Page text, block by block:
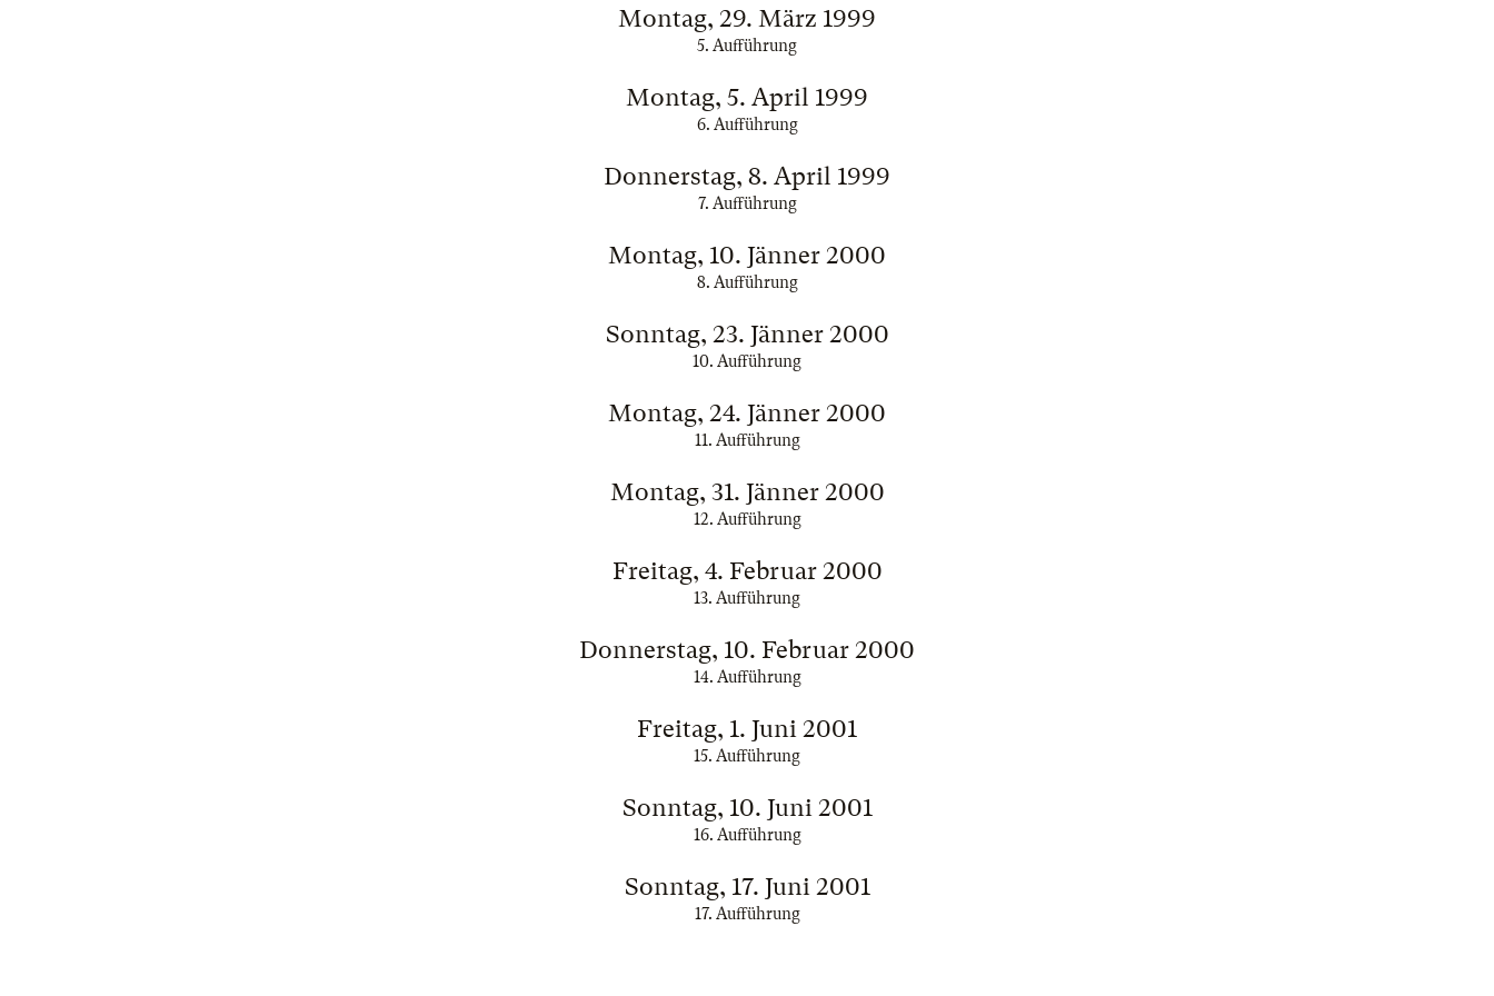
Montag, 29. März 1999
5. Aufführung
Montag, 5. April 1999
6. Aufführung
Donnerstag, 8. April 1999
7. Aufführung
Montag, 10. Jänner 2000
8. Aufführung
Sonntag, 23. Jänner 2000
10. Aufführung
Montag, 24. Jänner 2000
11. Aufführung
Montag, 31. Jänner 2000
12. Aufführung
Freitag, 4. Februar 2000
13. Aufführung
Donnerstag, 10. Februar 2000
14. Aufführung
Freitag, 1. Juni 2001
15. Aufführung
Sonntag, 10. Juni 2001
16. Aufführung
Sonntag, 17. Juni 2001
17. Aufführung